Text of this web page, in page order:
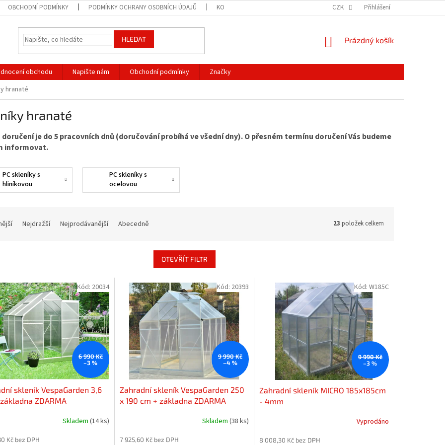
OBCHODNÍ PODMÍNKY PODMÍNKY OCHRANY OSOBNÍCH ÚDAJŮ KONTAKTY NOVINKY
CZK Přihlášení
HLEDAT
NÁKUPNÍ
Prázdný košík
obchodu Napište nám Obchodní podmínky
Značky
hranaté
hranaté
doručení je do 5 pracovních dnů (doručování probíhá ve všední dny). O přesném termínu doručení Vás budeme
informovat.
PC skleníky s
hliníkovou
konstrukcí
PC skleníky s
ocelovou
konstrukcí
Nejdražší Nejprodávanější Abecedně 23 položek celkem
OTEVŘÍT FILTR
6 990 Kč
–3 %
skleník VespaGarden 3,6
ZDARMA
Skladem (14 ks)
Kč bez DPH
Kód: 20034
9 990 Kč
–4 %
Zahradní skleník VespaGarden 250
x 190 cm + základna ZDARMA
Skladem (38 ks)
7 925,60 Kč bez DPH
Kód: 20393
9 990 Kč
–3 %
Zahradní skleník MICRO 185x185cm
- 4mm
Vyprodáno
8 008,30 Kč bez DPH
Kód: W185C